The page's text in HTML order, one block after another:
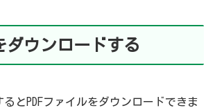
ダウンロードする
とPDFファイルをダウンロードできま